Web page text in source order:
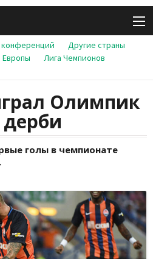
конференций
Другие страны
Европы
Лига Чемпионов
Олимпик
голы в чемпионате